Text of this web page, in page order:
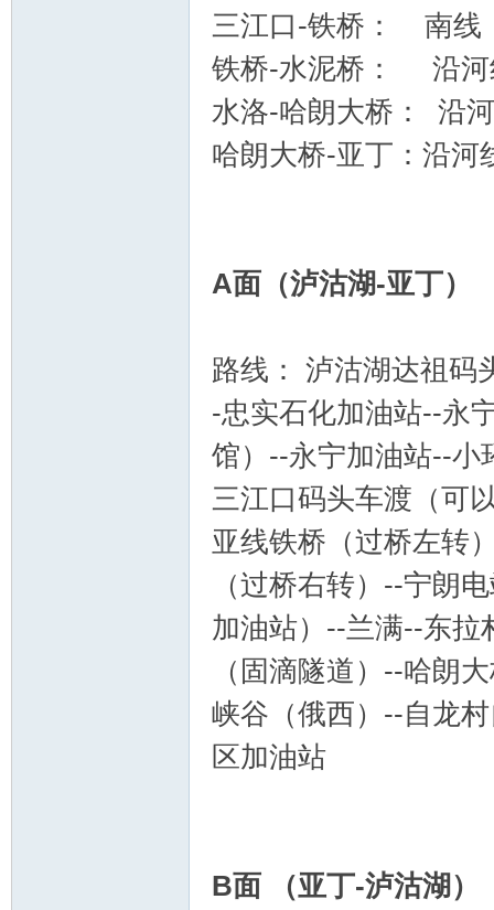
三江口-铁桥： 南线
铁桥-水泥桥： 沿河
水洛-哈朗大桥： 沿
哈朗大桥-亚丁：沿河
A面（泸沽湖-亚丁）
路线： 泸沽湖达祖码
-忠实石化加油站--永
馆）--永宁加油站--小
三江口码头车渡（可
亚线铁桥（过桥左转
（过桥右转）--宁朗
加油站）--兰满--东拉
（固滴隧道）--哈朗
峡谷（俄西）--自龙
区加油站
B面 （亚丁-泸沽湖）